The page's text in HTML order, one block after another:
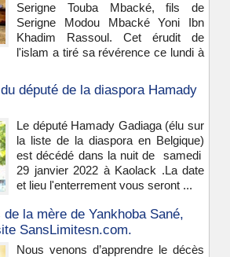
Serigne Touba Mbacké, fils de
Serigne Modou Mbacké Yoni Ibn
Khadim Rassoul. Cet érudit de
l'islam a tiré sa révérence ce lundi à
député de la diaspora Hamady
Le député Hamady Gadiaga (élu sur
la liste de la diaspora en Belgique)
est décédé dans la nuit de samedi
29 janvier 2022 à Kaolack .La date
et lieu l'enterrement vous seront ...
la mère de Yankhoba Sané,
SansLimitesn.com.
Nous venons d’apprendre le décès